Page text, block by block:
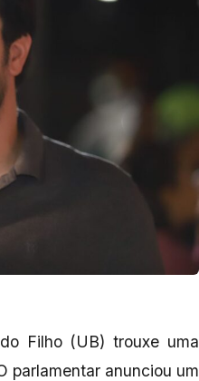
Filho (UB) trouxe uma
parlamentar anunciou um